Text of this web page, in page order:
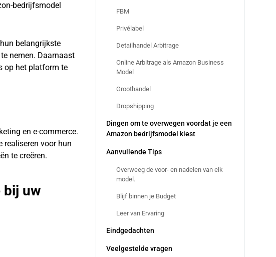
FBM
Privélabel
Detailhandel Arbitrage
Online Arbitrage als Amazon Business
Model
Groothandel
Dropshipping
Dingen om te overwegen voordat je een
Amazon bedrijfsmodel kiest
Aanvullende Tips
Overweeg de voor- en nadelen van elk
model.
Blijf binnen je Budget
Leer van Ervaring
Eindgedachten
Veelgestelde vragen
bedrijfsmodel
belangrijkste
nemen. Daarnaast
op het platform te
en e-commerce.
realiseren voor hun
te creëren.
bij uw